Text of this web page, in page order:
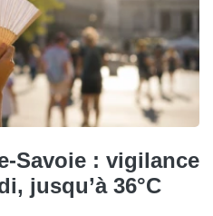
Savoie : vigilance
jusqu’à 36°C